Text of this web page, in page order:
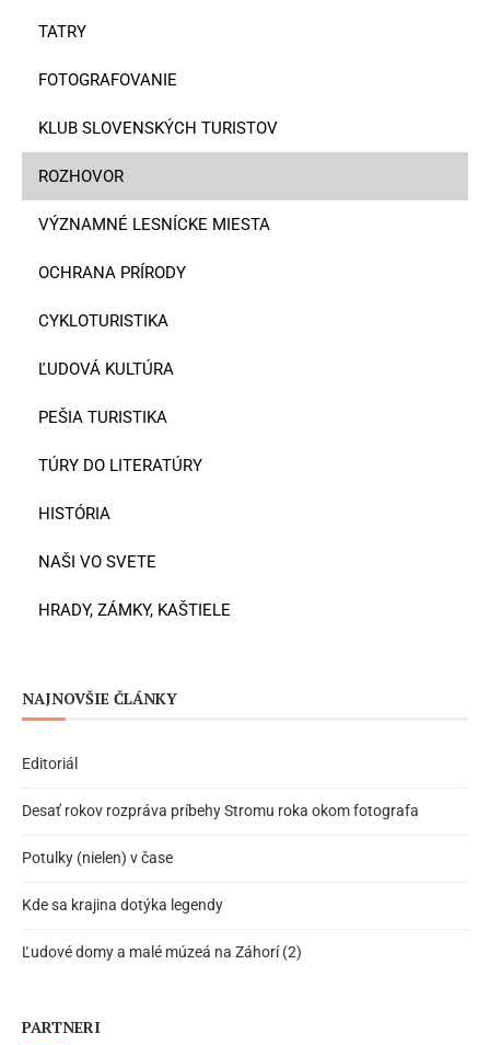
TATRY
FOTOGRAFOVANIE
KLUB SLOVENSKÝCH TURISTOV
ROZHOVOR
VÝZNAMNÉ LESNÍCKE MIESTA
OCHRANA PRÍRODY
CYKLOTURISTIKA
ĽUDOVÁ KULTÚRA
PEŠIA TURISTIKA
TÚRY DO LITERATÚRY
HISTÓRIA
NAŠI VO SVETE
HRADY, ZÁMKY, KAŠTIELE
NAJNOVŠIE ČLÁNKY
Editoriál
Desať rokov rozpráva príbehy Stromu roka okom fotografa
Potulky (nielen) v čase
Kde sa krajina dotýka legendy
Ľudové domy a malé múzeá na Záhorí (2)
PARTNERI